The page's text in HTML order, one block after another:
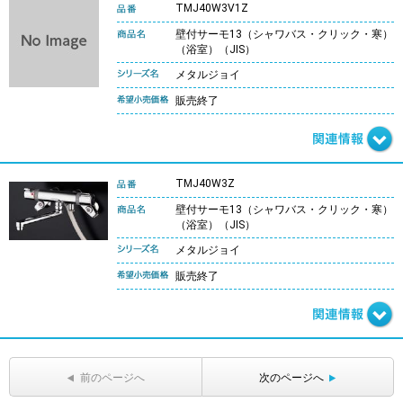
TMJ40W3V1Z
壁付サーモ13（シャワバス・クリック・寒）
（浴室）（JIS）
メタルジョイ
販売終了
TMJ40W3Z
壁付サーモ13（シャワバス・クリック・寒）
（浴室）（JIS）
メタルジョイ
販売終了
前のページへ 次のページへ